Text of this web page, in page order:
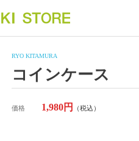
RYO KITAMURA
コインケース
価格 1,980円 （税込）